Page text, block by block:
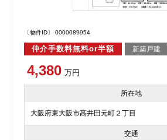
〔物件ID〕 0000089954
仲介手数料無料or半額 新築戸建
4,380 万円
所在地
大阪府東大阪市高井田元町２丁目
交通